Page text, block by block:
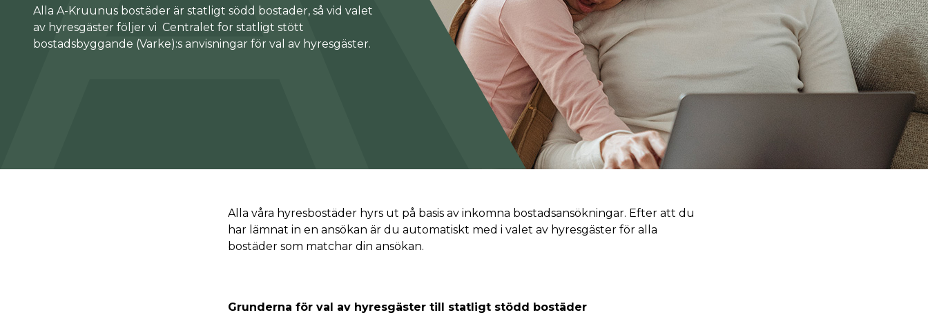
Alla A-Kruunus bostäder är statligt södd bostader, så vid valet
av hyresgäster följer vi Centralet for statligt stött
bostadsbyggande (Varke):s anvisningar för val av hyresgäster.
Alla våra hyresbostäder hyrs ut på basis av inkomna bostadsansökningar. Efter att du
har lämnat in en ansökan är du automatiskt med i valet av hyresgäster för alla
bostäder som matchar din ansökan.
Grunderna för val av hyresgäster till statligt stödd bostäder